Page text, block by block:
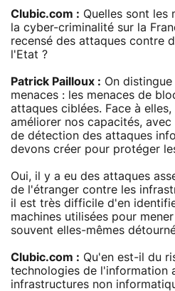
Clubic.com : Quelles sont les
la cyber-criminalité sur la
recensé des attaques contre
l'Etat ?
Patrick Pailloux : On
menaces : les menaces de
attaques ciblées. Face à
améliorer nos capacités,
de détection des attaques
devons créer pour protéger
Oui, il y a eu des attaques
de l'étranger contre les
il est très difficile d'en
machines utilisées pour
souvent elles-mêmes
Clubic.com : Qu'en est-il du
technologies de l'information
infrastructures non